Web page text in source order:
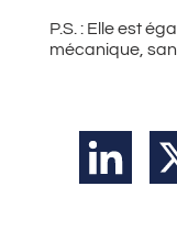
P.S. : Elle est
mécanique,